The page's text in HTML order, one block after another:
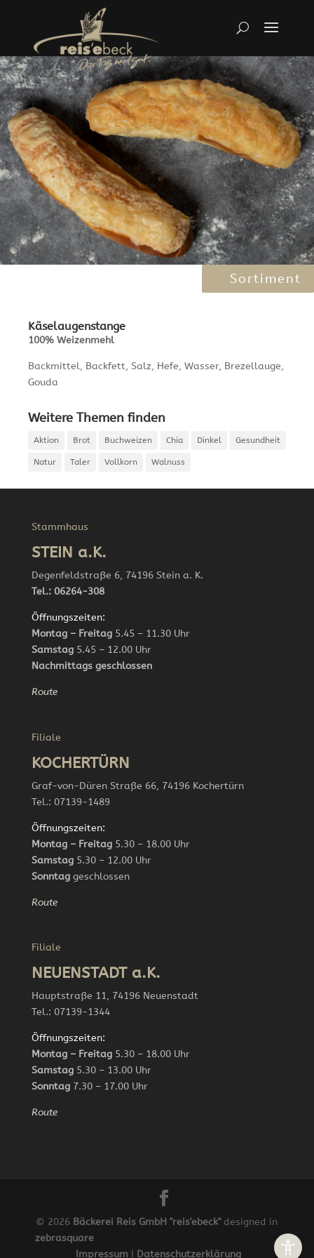
Sortiment
Käselaugenstange
100% Weizenmehl
Backmittel, Backfett, Salz, Hefe, Wasser, Brezellauge,
Gouda
Weitere Themen finden
Aktion Brot Buchweizen Chia Dinkel Gesundheit
Natur Taler Vollkorn Walnuss
Stammhaus
STEIN a.K.
Degenfeldstraße 6, 74196 Stein a. K.
Tel.: 06264-308
Öffnungszeiten:
Montag – Freitag 5.45 – 11.30 Uhr
Samstag 5.45 – 12.00 Uhr
Nachmittags geschlossen
Route
Filiale
KOCHERTÜRN
Graf-von-Düren Straße 66, 74196 Kochertürn
Tel.: 07139-1489
Öffnungszeiten:
Montag – Freitag 5.30 – 18.00 Uhr
Samstag 5.30 – 12.00 Uhr
Sonntag geschlossen
Route
Filiale
NEUENSTADT a.K.
Hauptstraße 11, 74196 Neuenstadt
Tel.: 07139-1344
Öffnungszeiten:
Montag – Freitag 5.30 – 18.00 Uhr
Samstag 5.30 – 13.00 Uhr
Sonntag 7.30 – 17.00 Uhr
Route
© 2026 Bäckerei Reis GmbH "reis'ebeck"designed in
zebrasquare
ImpressumI Datenschutzerklärung